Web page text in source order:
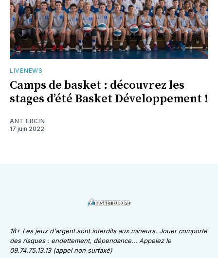
LIVENEWS
Camps de basket : découvrez les
stages d’été Basket Développement !
ANT ERCIN
17 juin 2022
18+ Les jeux d'argent sont interdits aux mineurs. Jouer comporte
des risques : endettement, dépendance... Appelez le
09.74.75.13.13 (appel non surtaxé)